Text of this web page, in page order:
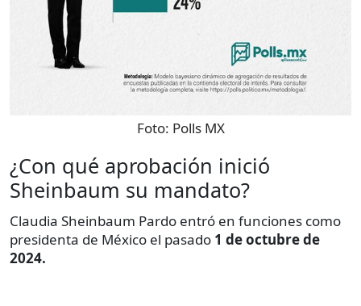
Foto: Polls MX
¿Con qué aprobación inició
Sheinbaum su mandato?
Claudia Sheinbaum Pardo entró en funciones como
presidenta de México el pasado 1 de octubre de
2024.